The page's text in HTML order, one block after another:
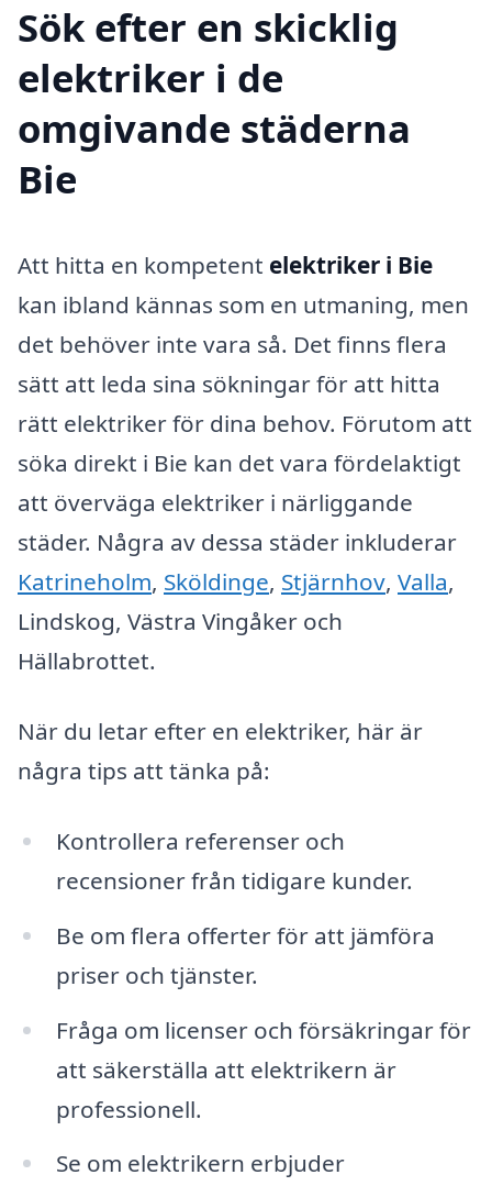
Sök efter en skicklig
elektriker i de
omgivande städerna
Bie
Att hitta en kompetent elektriker i Bie
kan ibland kännas som en utmaning, men
det behöver inte vara så. Det finns flera
sätt att leda sina sökningar för att hitta
rätt elektriker för dina behov. Förutom att
söka direkt i Bie kan det vara fördelaktigt
att överväga elektriker i närliggande
städer. Några av dessa städer inkluderar
Katrineholm, Sköldinge, Stjärnhov, Valla,
Lindskog, Västra Vingåker och
Hällabrottet.
När du letar efter en elektriker, här är
några tips att tänka på:
Kontrollera referenser och
recensioner från tidigare kunder.
Be om flera offerter för att jämföra
priser och tjänster.
Fråga om licenser och försäkringar för
att säkerställa att elektrikern är
professionell.
Se om elektrikern erbjuder